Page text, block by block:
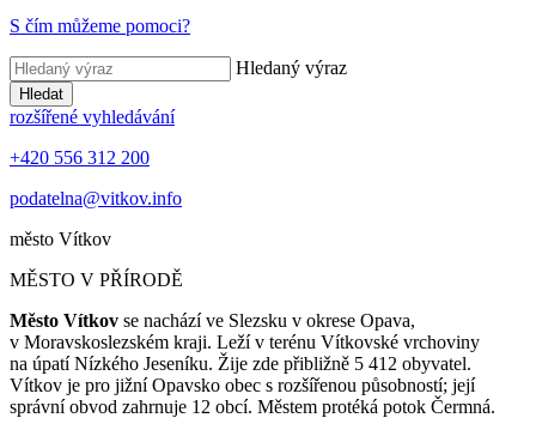
S čím můžeme pomoci?
Hledaný výraz
Hledat
rozšířené vyhledávání
+420 556 312 200
podatelna@vitkov.info
město Vítkov
MĚSTO V PŘÍRODĚ
Město Vítkov se nachází ve Slezsku v okrese Opava,
v Moravskoslezském kraji. Leží v terénu Vítkovské vrchoviny
na úpatí Nízkého Jeseníku. Žije zde přibližně 5 412 obyvatel.
Vítkov je pro jižní Opavsko obec s rozšířenou působností; její
správní obvod zahrnuje 12 obcí. Městem protéká potok Čermná.